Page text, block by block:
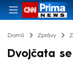
Domů Zprávy
Dvojčata